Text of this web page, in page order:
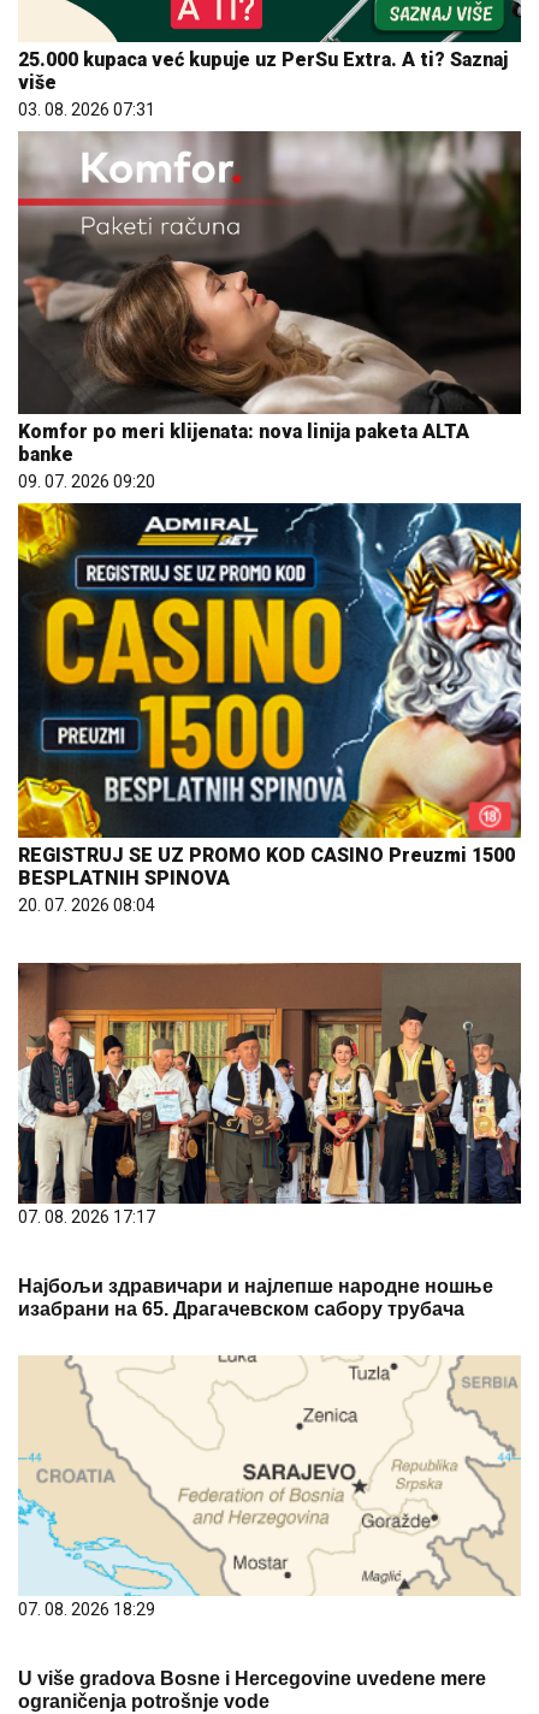
25.000 kupaca već kupuje uz PerSu Extra. A ti? Saznaj
više
03. 08. 2026 07:31
Komfor po meri klijenata: nova linija paketa ALTA
banke
09. 07. 2026 09:20
REGISTRUJ SE UZ PROMO KOD CASINO Preuzmi 1500
BESPLATNIH SPINOVA
20. 07. 2026 08:04
07. 08. 2026 17:17
Најбољи здравичари и најлепше народне ношње
изабрани на 65. Драгачевском сабору трубача
07. 08. 2026 18:29
U više gradova Bosne i Hercegovine uvedene mere
ograničenja potrošnje vode